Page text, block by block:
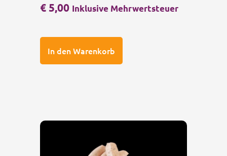
€5,00 Inklusive Mehrwertsteuer
In den Warenkorb